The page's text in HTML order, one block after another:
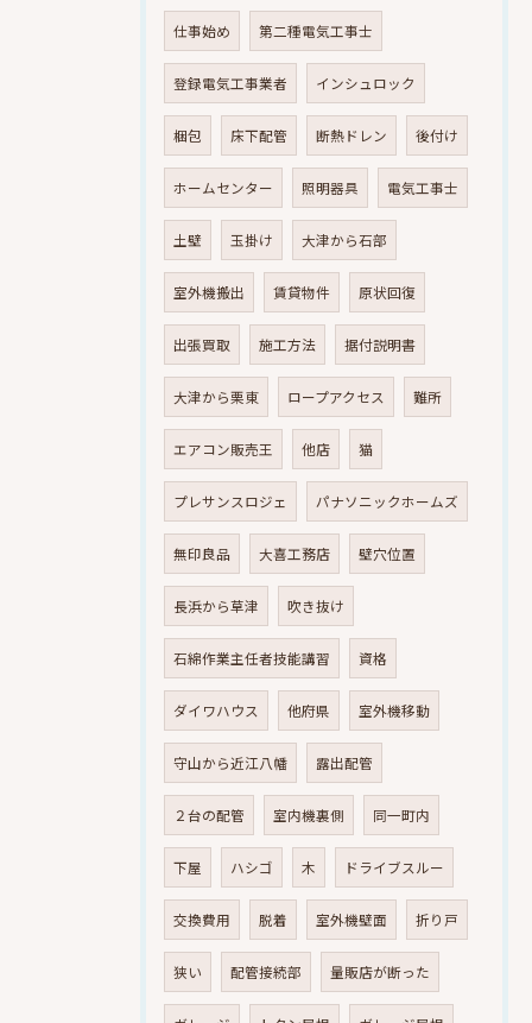
仕事始め 第二種電気工事士
登録電気工事業者 インシュロック
梱包 床下配管 断熱ドレン 後付け
ホームセンター 照明器具 電気工事士
土壁 玉掛け 大津から石部
室外機搬出 賃貸物件 原状回復
出張買取 施工方法 据付説明書
大津から栗東 ロープアクセス 難所
エアコン販売王 他店 猫
プレサンスロジェ パナソニックホームズ
無印良品 大喜工務店 壁穴位置
長浜から草津 吹き抜け
石綿作業主任者技能講習 資格
ダイワハウス 他府県 室外機移動
守山から近江八幡 露出配管
２台の配管 室内機裏側 同一町内
下屋 ハシゴ 木 ドライブスルー
交換費用 脱着 室外機壁面 折り戸
狭い 配管接続部 量販店が断った